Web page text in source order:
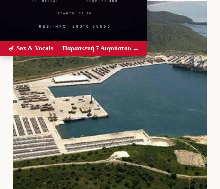
🎷 Sax & Vocals — Παρασκευή 7 Αυγούστου →